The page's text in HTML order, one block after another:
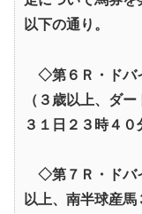
以下の通り。
◇第６Ｒ・ドバ
（３歳以上、ダ
３１日２３時４０
◇第７Ｒ・ドバ
以上、南半球産